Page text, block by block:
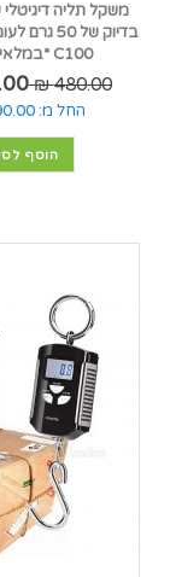
C100 *במלאי מיידי*
480.00 ₪
₪
החל מ: ₪
הוסף